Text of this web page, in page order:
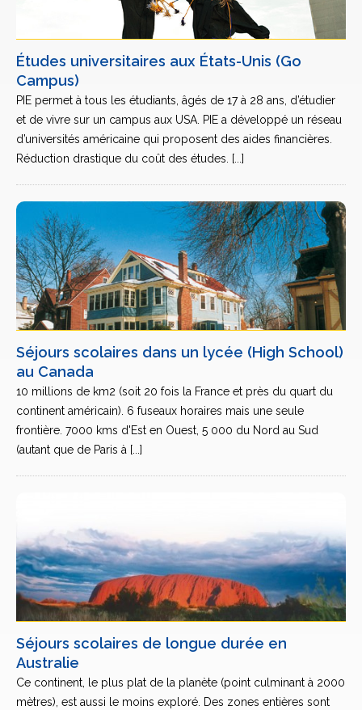
Études universitaires aux États-Unis (Go
Campus)
PIE permet à tous les étudiants, âgés de 17 à 28 ans, d’étudier
et de vivre sur un campus aux USA. PIE a développé un réseau
d’universités américaine qui proposent des aides financières.
Réduction drastique du coût des études. [...]
Séjours scolaires dans un lycée (High School)
au Canada
10 millions de km2 (soit 20 fois la France et près du quart du
continent américain). 6 fuseaux horaires mais une seule
frontière. 7000 kms d'Est en Ouest, 5 000 du Nord au Sud
(autant que de Paris à [...]
Séjours scolaires de longue durée en
Australie
Ce continent, le plus plat de la planète (point culminant à 2000
mètres), est aussi le moins exploré. Des zones entières sont